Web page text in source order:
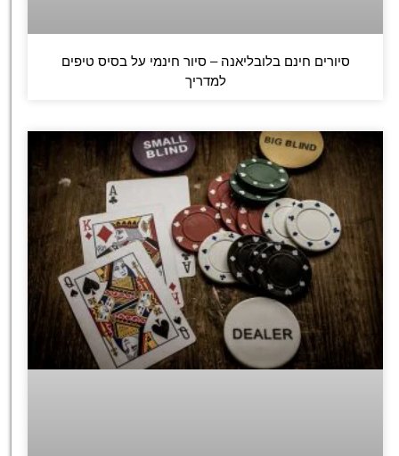
סיורים חינם בלובליאנה – סיור חינמי על בסיס טיפים
למדריך